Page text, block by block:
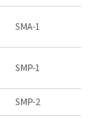
SMA-1
SMP-1
SMP-2